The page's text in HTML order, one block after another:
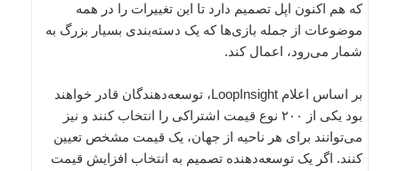
که هم اکنون اپل تصمیم دارد تا این تغییرات را در همه
موضوعات از جمله بازی‌ها که یک دسته‌بندی بسیار بزرگ به
شمار می‌رود، اعمال کند.
بر اساس اعلام LoopInsight، توسعه‌دهندگان قادر خواهند
بود یکی از ۲۰۰ نوع قیمت اشتراکی را انتخاب کنند و نیز
می‌توانند برای هر ناحیه از جهان، یک قیمت مشخص تعیین
کنند. اگر یک توسعه‌دهنده تصمیم به انتخاب افزایش قیمت